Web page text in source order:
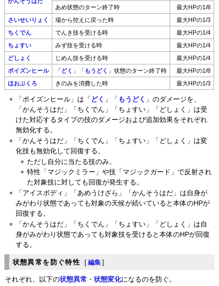
あめ状態のターン終了時 最大HPの1/8
さいせいりょく 場から控えに戻った時 最大HPの1/3
ちくでん でんき技を受ける時 最大HPの1/4
ちょすい みず技を受ける時 最大HPの1/4
どしょく じめん技を受ける時 最大HPの1/4
ポイズンヒール 「 どく 」「 もうどく 」状態のターン終了時 最大HPの1/8
ほおぶくろ きのみを消費した時 最大HPの1/3
「ポイズンヒール」は「 どく 」「 もうどく 」のダメージを、
「かんそうはだ」「ちくでん」「ちょすい」「どしょく」は受
けた対応するタイプの技のダメージおよび追加効果をそれぞれ
無効化する。
「かんそうはだ」「ちくでん」「ちょすい」「どしょく」は変
化技も無効化して回復する。
ただし自分に当たる技のみ。
特性「マジックミラー」や技「マジックガード」で反射され
た対象技に対しても回復が発生する。
「アイスボディ」「あめうけざら」「かんそうはだ」は自身が
みがわり状態であっても対象の天候が続いていると本体のHPが
回復する。
「かんそうはだ」「ちくでん」「ちょすい」「どしょく」は自
身がみがわり状態であっても対象技を受けると本体のHPが回復
する。
状態異常を防ぐ特性 [ 編集 ]
それぞれ、以下の状態異常 ・状態変化になるのを防ぐ。